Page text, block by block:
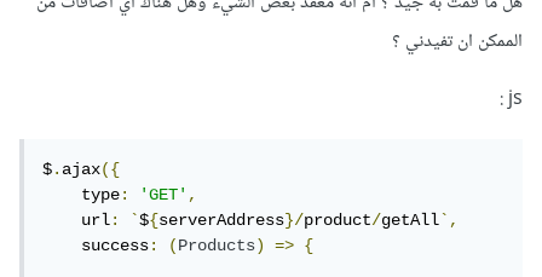
(عندما نكون داخلها) و نستخلص product-id ثم نجلب بياناته و
نحدث الصفحة
الممكن ان تفيدني ؟
js :
$.ajax({
    type
: 'GET',
    url
: `${serverAddress}/product/getAll`,
    success
: (Products) => {